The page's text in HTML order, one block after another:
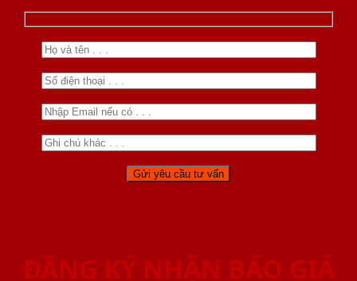
ĐĂNG KÝ NHẬN BÁO GIÁ